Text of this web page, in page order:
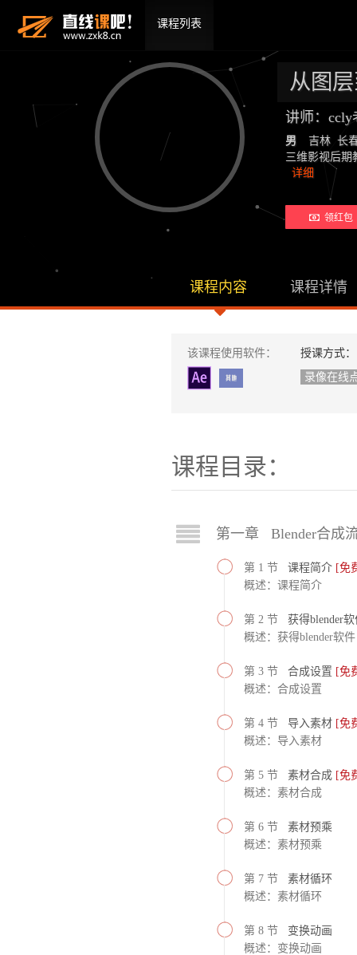
课程列表
从图
讲师：ccly
男
吉林 长
三维影视后期
详细
领红包
课程内容 课程详情
该课程使用软件：
授课方式：
录像在线
课程目录：
第一章 Blender合成
第 1 节 课程简介 [免
概述：课程简介
第 2 节 获得blender
概述：获得blender软件
第 3 节 合成设置 [免
概述：合成设置
第 4 节 导入素材 [免
概述：导入素材
第 5 节 素材合成 [免
概述：素材合成
第 6 节 素材预乘
概述：素材预乘
第 7 节 素材循环
概述：素材循环
第 8 节 变换动画
概述：变换动画